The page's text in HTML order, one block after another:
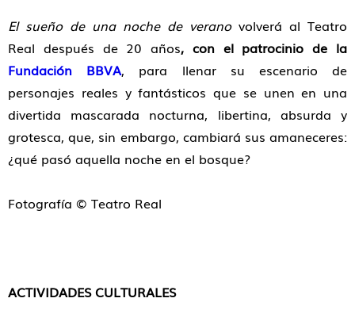
El sueño de una noche de veranovolverá al Teatro
Real después de 20 años, con el patrocinio de la
Fundación BBVA, para llenar su escenario de
personajes reales y fantásticos que se unen en una
divertida mascarada nocturna, libertina, absurda y
grotesca, que, sin embargo, cambiará sus amaneceres:
¿qué pasó aquella noche en el bosque?
Fotografía © Teatro Real
ACTIVIDADES CULTURALES